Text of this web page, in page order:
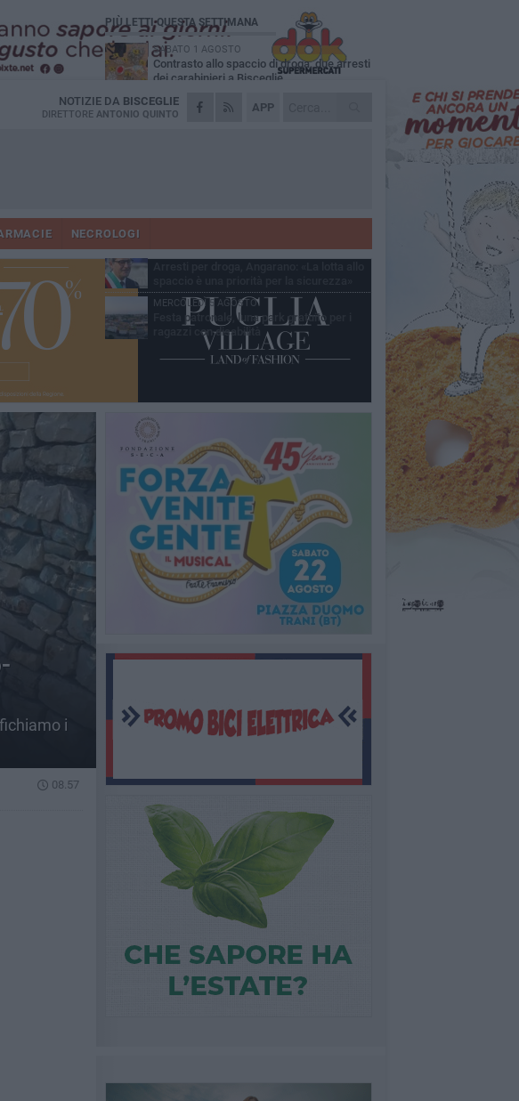
APP
NOTIZIE DA BISCEGLIE
DIRETTORE ANTONIO QUINTO
NECROLOGI
i
08.57
PIÙ LETTI QUESTA SETTIMANA
SABATO 1 AGOSTO
Contrasto allo spaccio di droga, due arresti
dei carabinieri a Bisceglie
MARTEDÌ 4 AGOSTO
Emergenza caldo, il Comune di Bisceglie
Due auto incendiate nella notte in via Dieta
SABATO 1 AGOSTO
MERCOLEDÌ 5 AGOSTO
Festa patronale, luna park gratuito per i
ragazzi con disabilità